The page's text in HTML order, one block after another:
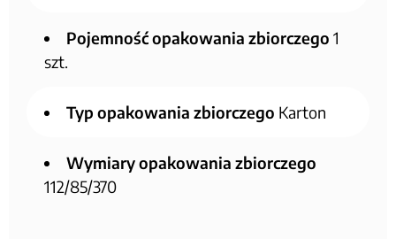
Pojemność opakowania zbiorczego 1
szt.
Typ opakowania zbiorczego Karton
Wymiary opakowania zbiorczego
112/85/370